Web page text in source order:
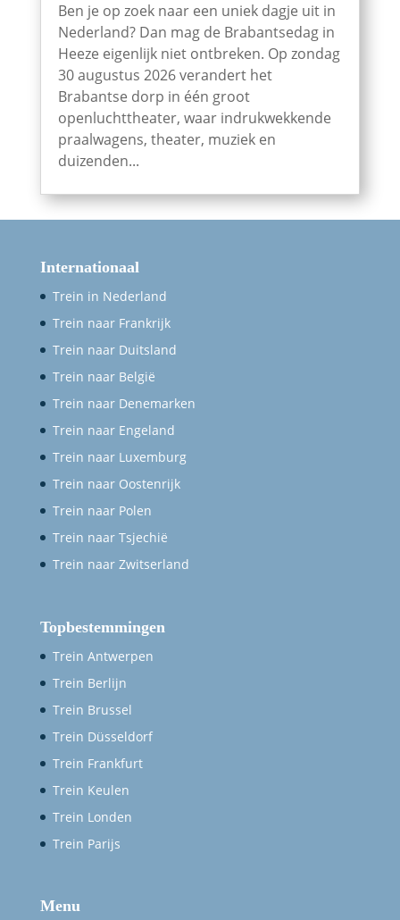
Ben je op zoek naar een uniek dagje uit in
Nederland? Dan mag de Brabantsedag in
Heeze eigenlijk niet ontbreken. Op zondag
30 augustus 2026 verandert het
Brabantse dorp in één groot
openluchttheater, waar indrukwekkende
praalwagens, theater, muziek en
duizenden...
Internationaal
Trein in Nederland
Trein naar Frankrijk
Trein naar Duitsland
Trein naar België
Trein naar Denemarken
Trein naar Engeland
Trein naar Luxemburg
Trein naar Oostenrijk
Trein naar Polen
Trein naar Tsjechië
Trein naar Zwitserland
Topbestemmingen
Trein Antwerpen
Trein Berlijn
Trein Brussel
Trein Düsseldorf
Trein Frankfurt
Trein Keulen
Trein Londen
Trein Parijs
Menu